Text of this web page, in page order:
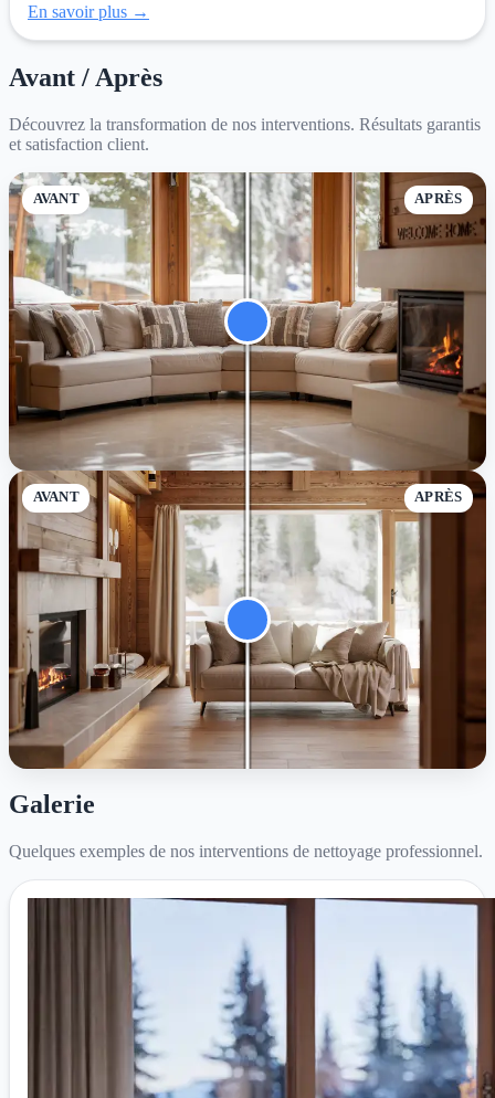
En savoir plus →
Avant / Après
Découvrez la transformation de nos interventions. Résultats garantis
et satisfaction client.
AVANT APRÈS
AVANT APRÈS
Galerie
Quelques exemples de nos interventions de nettoyage professionnel.